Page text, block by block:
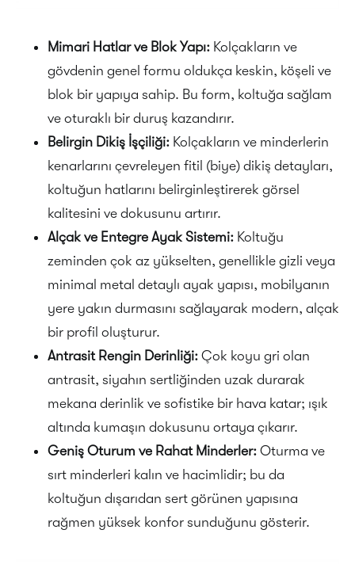
Mimari Hatlar ve Blok Yapı: Kolçakların ve
gövdenin genel formu oldukça keskin, köşeli ve
blok bir yapıya sahip. Bu form, koltuğa sağlam
ve oturaklı bir duruş kazandırır.
Belirgin Dikiş İşçiliği: Kolçakların ve minderlerin
kenarlarını çevreleyen fitil (biye) dikiş detayları,
koltuğun hatlarını belirginleştirerek görsel
kalitesini ve dokusunu artırır.
Alçak ve Entegre Ayak Sistemi: Koltuğu
zeminden çok az yükselten, genellikle gizli veya
minimal metal detaylı ayak yapısı, mobilyanın
yere yakın durmasını sağlayarak modern, alçak
bir profil oluşturur.
Antrasit Rengin Derinliği: Çok koyu gri olan
antrasit, siyahın sertliğinden uzak durarak
mekana derinlik ve sofistike bir hava katar; ışık
altında kumaşın dokusunu ortaya çıkarır.
Geniş Oturum ve Rahat Minderler: Oturma ve
sırt minderleri kalın ve hacimlidir; bu da
koltuğun dışarıdan sert görünen yapısına
rağmen yüksek konfor sunduğunu gösterir.